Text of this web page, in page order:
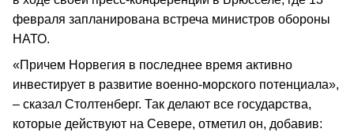
февраля запланирована встреча министров обороны
НАТО.
«Причем Норвегия в последнее время активно
инвестирует в развитие военно-морского потенциала»,
– сказал Столтенберг. Так делают все государства,
которые действуют на Севере, отметил он, добавив: